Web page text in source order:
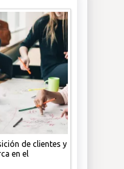
de clientes y
en el